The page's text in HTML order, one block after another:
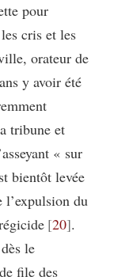
pour
cris et les
orateur de
y avoir été
tribune et
« sur
bientôt levée
l’expulsion du
20 .
le
file des